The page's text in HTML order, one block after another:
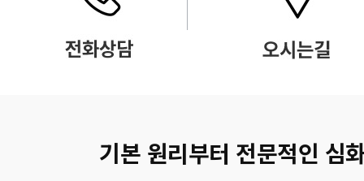
기본 원리부터 전문적인 심